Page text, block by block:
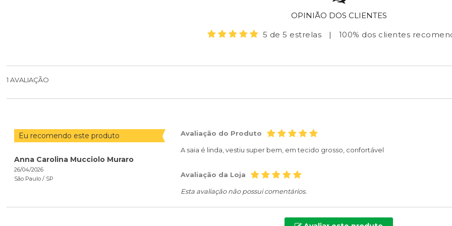
OPINIÃO DOS CLIENTES
5 de 5 estrelas
| 100% dos clientes
1 AVALIAÇÃO
Eu recomendo este produto
Anna Carolina Mucciolo Muraro
26/04/2026
São Paulo / SP
Avaliação do Produto
A saia é linda, vestiu super bem, em tecido grosso, confortável
Avaliação da Loja
Esta avaliação não possui comentários.